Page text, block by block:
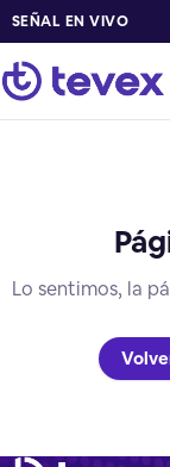
SEÑAL EN VIVO
Lo sentimos, la